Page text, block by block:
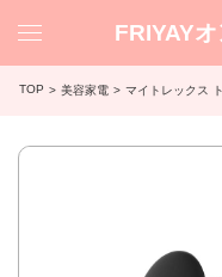
FRIYAY
TOP 美容家電 マイトレックス